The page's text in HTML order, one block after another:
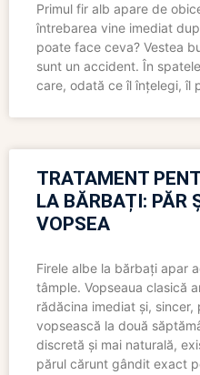
Primul fir alb apare de
întrebarea vine imediat
poate face ceva? Vestea
sunt un accident. În
care, odată ce îl înțelegi, îl
TRATAMENT
LA BĂRBAȚI: PĂR
VOPSEA
Firele albe la bărbați apar
tâmple. Vopseaua clasică
rădăcina imediat și,
vopsească la două
discretă și mai naturală,
părul cărunt gândit exact